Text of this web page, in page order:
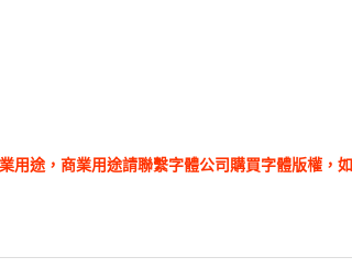
用途，商業用途請聯繫字體公司購買字體版權，如